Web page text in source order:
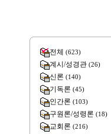
전체 (623)
계시/성경관 (26)
신론 (140)
기독론 (45)
인간론 (103)
구원론/성령론 (18)
교회론 (216)